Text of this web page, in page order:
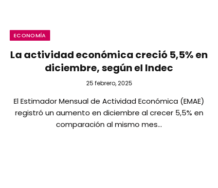
ECONOMÍA
La actividad económica creció 5,5% en
diciembre, según el Indec
25 febrero, 2025
El Estimador Mensual de Actividad Económica (EMAE)
registró un aumento en diciembre al crecer 5,5% en
comparación al mismo mes…